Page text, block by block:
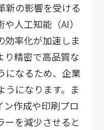
新の影響を受ける
人工知能（AI）
効率化が加速しま
り精密で高品質な
になるため、企業
うになります。ま
ン作成や印刷プロ
ーを減少させると